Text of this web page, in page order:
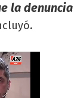
la denuncia